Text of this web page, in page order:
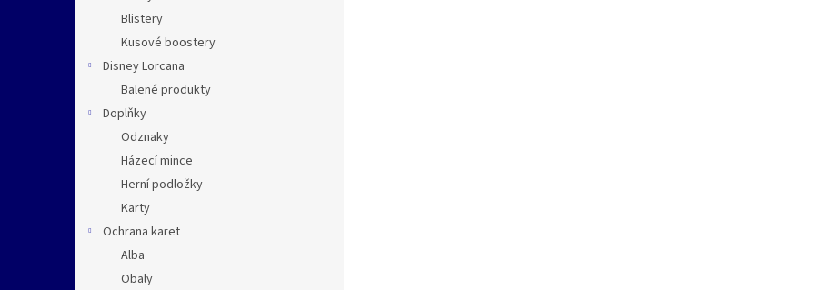
Blistery
Kusové boostery
Disney Lorcana
Balené produkty
Doplňky
Odznaky
Házecí mince
Herní podložky
Karty
Ochrana karet
Alba
Obaly